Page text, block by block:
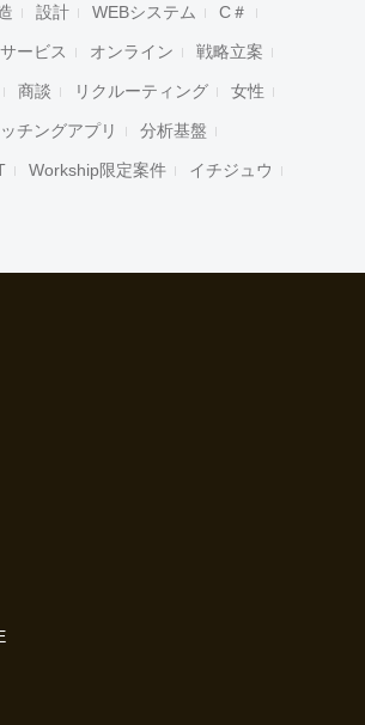
設計 WEBシステム C＃
ービス オンライン 戦略立案
商談 リクルーティング 女性
チングアプリ 分析基盤
Workship限定案件 イチジュウ